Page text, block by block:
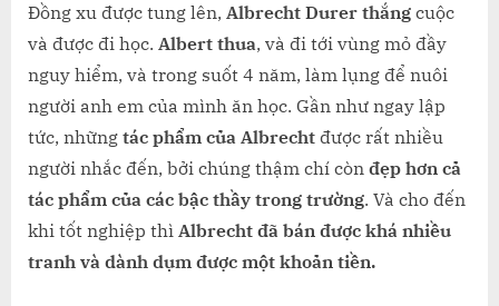
Đồng xu được tung lên, Albrecht Durer thắng cuộc
và được đi học. Albert thua, và đi tới vùng mỏ đầy
nguy hiểm, và trong suốt 4 năm, làm lụng để nuôi
người anh em của mình ăn học. Gần như ngay lập
tức, những tác phẩm của Albrecht được rất nhiều
người nhắc đến, bởi chúng thậm chí còn đẹp hơn cả
tác phẩm của các bậc thầy trong trường. Và cho đến
khi tốt nghiệp thì Albrecht đã bán được khá nhiều
tranh và dành dụm được một khoản tiền.